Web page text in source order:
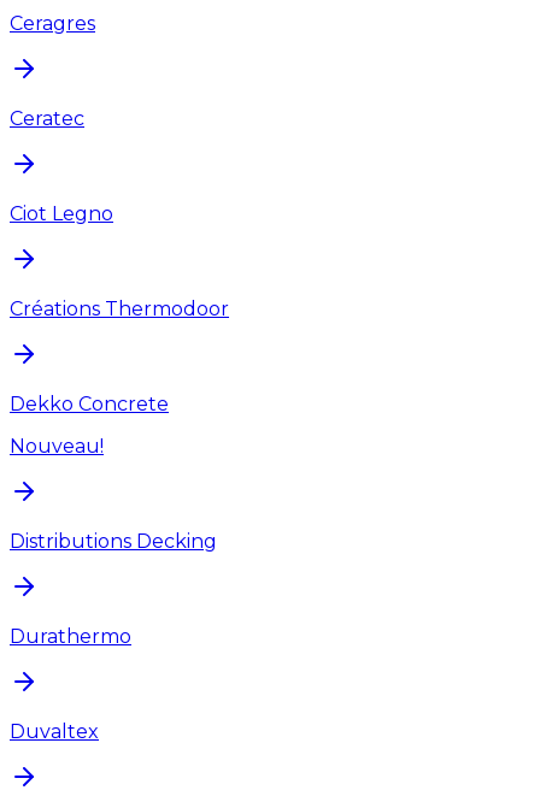
Ceragres
Ceratec
Ciot Legno
Créations Thermodoor
Dekko Concrete
Nouveau!
Distributions Decking
Durathermo
Duvaltex